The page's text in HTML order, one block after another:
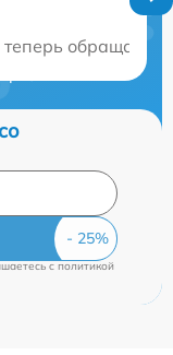
обращаюсь
cполитикой